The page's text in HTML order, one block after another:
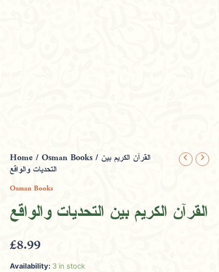
Home / Osman Books / القرآن الكريم بين
التحديات والواقع
Osman Books
القرآن الكريم بين التحديات والواقع
£8.99
Availability: 3 in stock
القرآن
الكريم
التحديات
والواقع
quantity